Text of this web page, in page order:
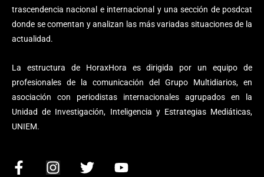
trascendencia nacional e internacional y una sección de posdcat
donde se comentan y analizan las más variadas situaciones de la
actualidad.
La estructura de HoraxHora es dirigida por un equipo de
profesionales de la comunicación del Grupo Multidiarios, en
asociación con periodistas internacionales agrupados en la
Unidad de Investigación, Inteligencia y Estrategias Mediáticas,
UNIEM.
F
I
T
Y